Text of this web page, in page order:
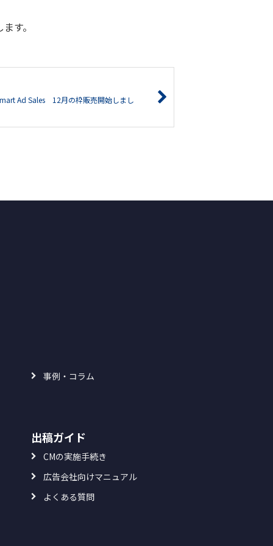
す。
Ad Sales 12月の枠販売開始しまし
事例・コラム
出稿ガイド
CMの実施手続き
広告会社向けマニュアル
よくある質問